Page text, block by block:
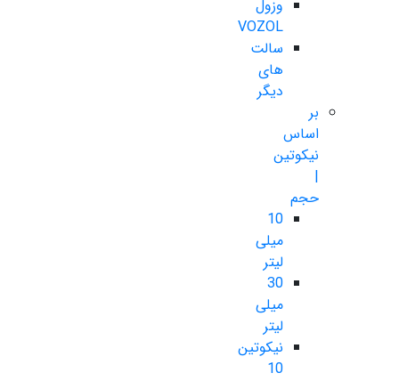
وزول
VOZOL
سالت
های
دیگر
بر
اساس
نیکوتین
|
حجم
10
میلی
لیتر
30
میلی
لیتر
نیکوتین
10